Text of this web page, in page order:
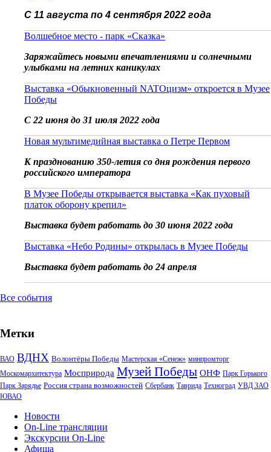
С 11 августа по 4 сентября 2022 года
Волшебное место - парк «Сказка»
Заряжайтесь новыми впечатлениями и солнечными
улыбками на летних каникулах
Выставка «Обыкновенный NATOцизм» откроется в Музее
Победы
С 22 июня до 31 июля 2022 года
Новая мультимедийная выставка о Петре Первом
К празднованию 350-летия со дня рождения первого
российского императора
В Музее Победы открывается выставка «Как пуховый
платок оборону крепил»
Выставка будет работать до 30 июня 2022 года
Выставка «Небо Родины» открылась в Музее Победы
Выставка будет работать до 24 апреля
Все события
Метки
ВАО ВДНХ Волонтёры Победы Мастерская «Сенеж» минпромторг
Москомархитектура Мосприрода Музей Победы ОНФ Парк Горького
Парк Зарядье Россия страна возможностей Сбербанк Таврида Техноград УВД ЗАО
ЮВАО
Новости
On-Line трансляции
Экскурсии On-Line
Афиша